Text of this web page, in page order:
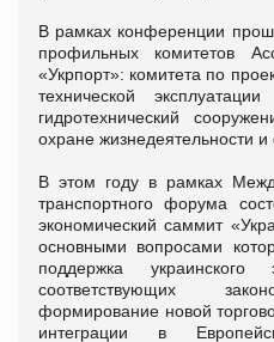
В рамках конференции
профильных комитетов
«Укрпорт»: комитета по
технической
гидротехнический
охране жизнедеятельности
В этом году в рамках
транспортного форума
экономический саммит
основными вопросами
поддержка
соответствующих
формирование новой
интеграции в